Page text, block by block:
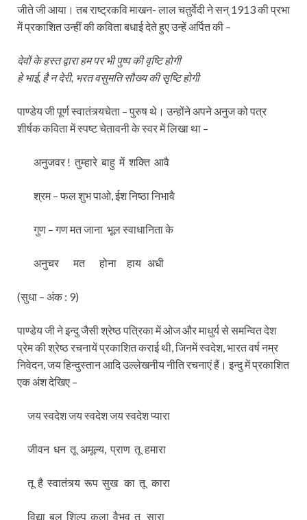
जीते जी आया। तब राष्ट्रकवि माखन- लाल चतुर्वेदी ने सन् 1913 की प्रभा
में प्रकाशित उन्हीं की कविता बधाई देते हुए उन्हें अर्पित की –
देवों के हस्त द्वारा हम पर भी पुष्प की वृष्टि होगी
हे भाई, है न देरी, भरत वसुमति सौख्य की सृष्टि होगी
पाण्डेय जी पूर्ण स्वातंत्र्यचेता – पुरुष थे। उन्होंने अपने अनुज को पत्र
शीर्षक कविता में स्पष्ट चेतावनी के स्वर में लिखा था –
अनुजवर ! तुम्हारे बाहु में शक्ति आवै
श्रम – फल शुभ पाओ, ईश निष्ठा निभावै
गुण – गण मत जाना भूल स्वाधानिता के
अनुचर मत होना हाय अधी
(सुधा – अंक : 9)
पाण्डेय जी ने इन्दु जैसी श्रेष्ठ पत्रिका में ओज और माधुर्य से समन्वित देश
प्रेम की श्रेष्ठ रचनायें प्रकाशित कराई थी, जिनमें स्वदेश, भारत वर्ष नम्र
निवेदन, जय हिन्दुस्तान आदि उल्लेखनीय नीति रचनाएं हैं। इन्दु में प्रकाशित
एक अंश देखिए –
जय स्वदेश जय स्वदेश जय स्वदेश प्यारा
जीवन धन तू अमूल्य, प्राण तू हमारा
तू है स्वातंत्र्य रूप सुख का तू कारा
विद्या बल शिल्प कला वैभव तू सारा